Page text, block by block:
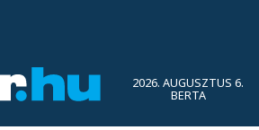
2026. AUGUSZTUS 6.
BERTA